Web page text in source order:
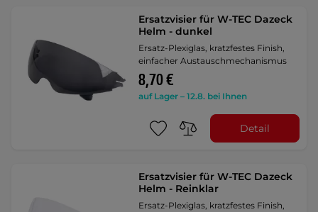
Ersatzvisier für W-TEC Dazeck
Helm - dunkel
Ersatz-Plexiglas, kratzfestes Finish,
einfacher Austauschmechanismus
8,70 €
auf Lager – 12.8. bei Ihnen
Detail
Ersatzvisier für W-TEC Dazeck
Helm - Reinklar
Ersatz-Plexiglas, kratzfestes Finish,